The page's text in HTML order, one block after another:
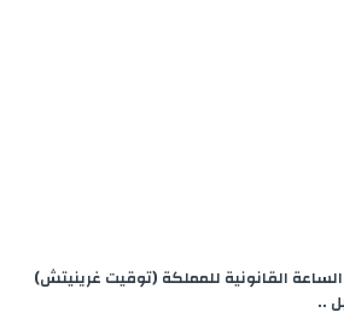
القانونية للمملكة (توقيت غرينيتش)